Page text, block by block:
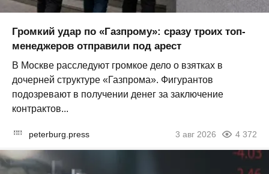
Громкий удар по «Газпрому»: сразу троих топ-
менеджеров отправили под арест
В Москве расследуют громкое дело о взятках в
дочерней структуре «Газпрома». Фигурантов
подозревают в получении денег за заключение
контрактов...
peterburg.press 3 авг 2026 4 372